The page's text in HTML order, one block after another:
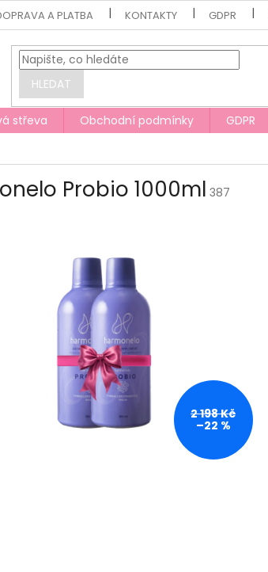
A PLATBA KONTAKTY GDPR
HLEDAT
střeva Obchodní podmínky GDPR
Probio 1000ml 387
2 198 Kč
–22 %